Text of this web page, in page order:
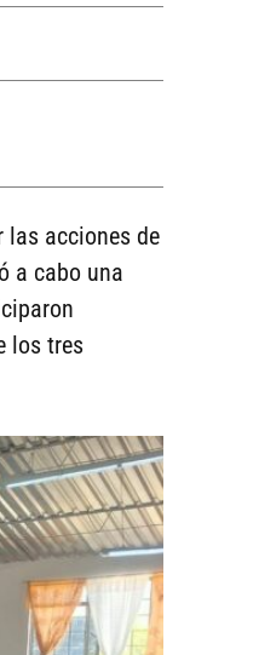
las acciones de
a cabo una
los tres